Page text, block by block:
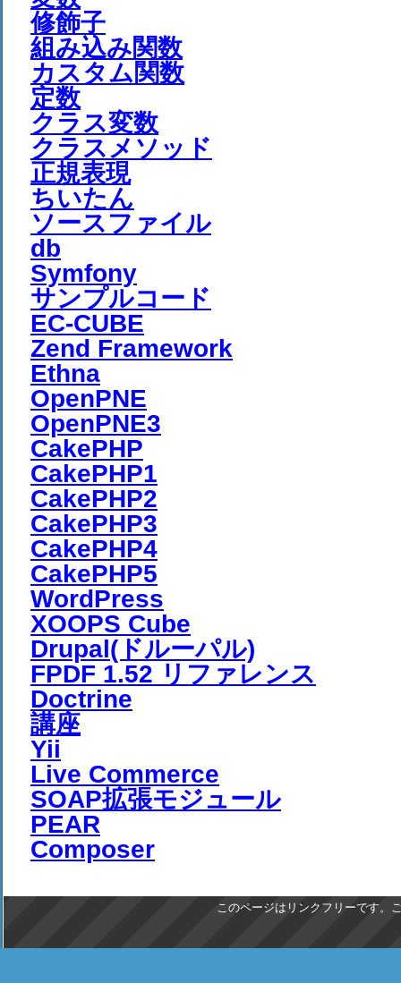
修飾子
組み込み関数
カスタム関数
定数
クラス変数
クラスメソッド
正規表現
ちいたん
ソースファイル
db
Symfony
サンプルコード
EC-CUBE
Zend Framework
Ethna
OpenPNE
OpenPNE3
CakePHP
CakePHP1
CakePHP2
CakePHP3
CakePHP4
CakePHP5
WordPress
XOOPS Cube
Drupal(ドルーパル)
FPDF 1.52 リファレンス
Doctrine
講座
Yii
Live Commerce
SOAP拡張モジュール
PEAR
Composer
このページはリンクフリーです。